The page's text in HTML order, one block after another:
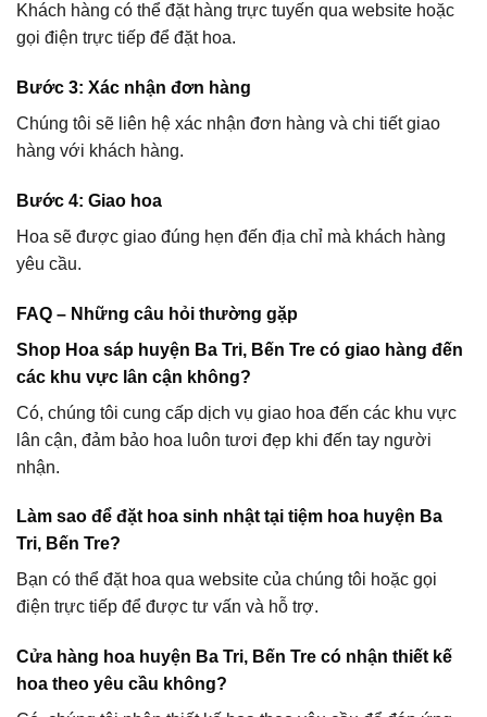
Khách hàng có thể đặt hàng trực tuyến qua website hoặc
gọi điện trực tiếp để đặt hoa.
Bước 3: Xác nhận đơn hàng
Chúng tôi sẽ liên hệ xác nhận đơn hàng và chi tiết giao
hàng với khách hàng.
Bước 4: Giao hoa
Hoa sẽ được giao đúng hẹn đến địa chỉ mà khách hàng
yêu cầu.
FAQ – Những câu hỏi thường gặp
Shop Hoa sáp huyện Ba Tri, Bến Tre có giao hàng đến
các khu vực lân cận không?
Có, chúng tôi cung cấp dịch vụ giao hoa đến các khu vực
lân cận, đảm bảo hoa luôn tươi đẹp khi đến tay người
nhận.
Làm sao để đặt hoa sinh nhật tại tiệm hoa huyện Ba
Tri, Bến Tre?
Bạn có thể đặt hoa qua website của chúng tôi hoặc gọi
điện trực tiếp để được tư vấn và hỗ trợ.
Cửa hàng hoa huyện Ba Tri, Bến Tre có nhận thiết kế
hoa theo yêu cầu không?